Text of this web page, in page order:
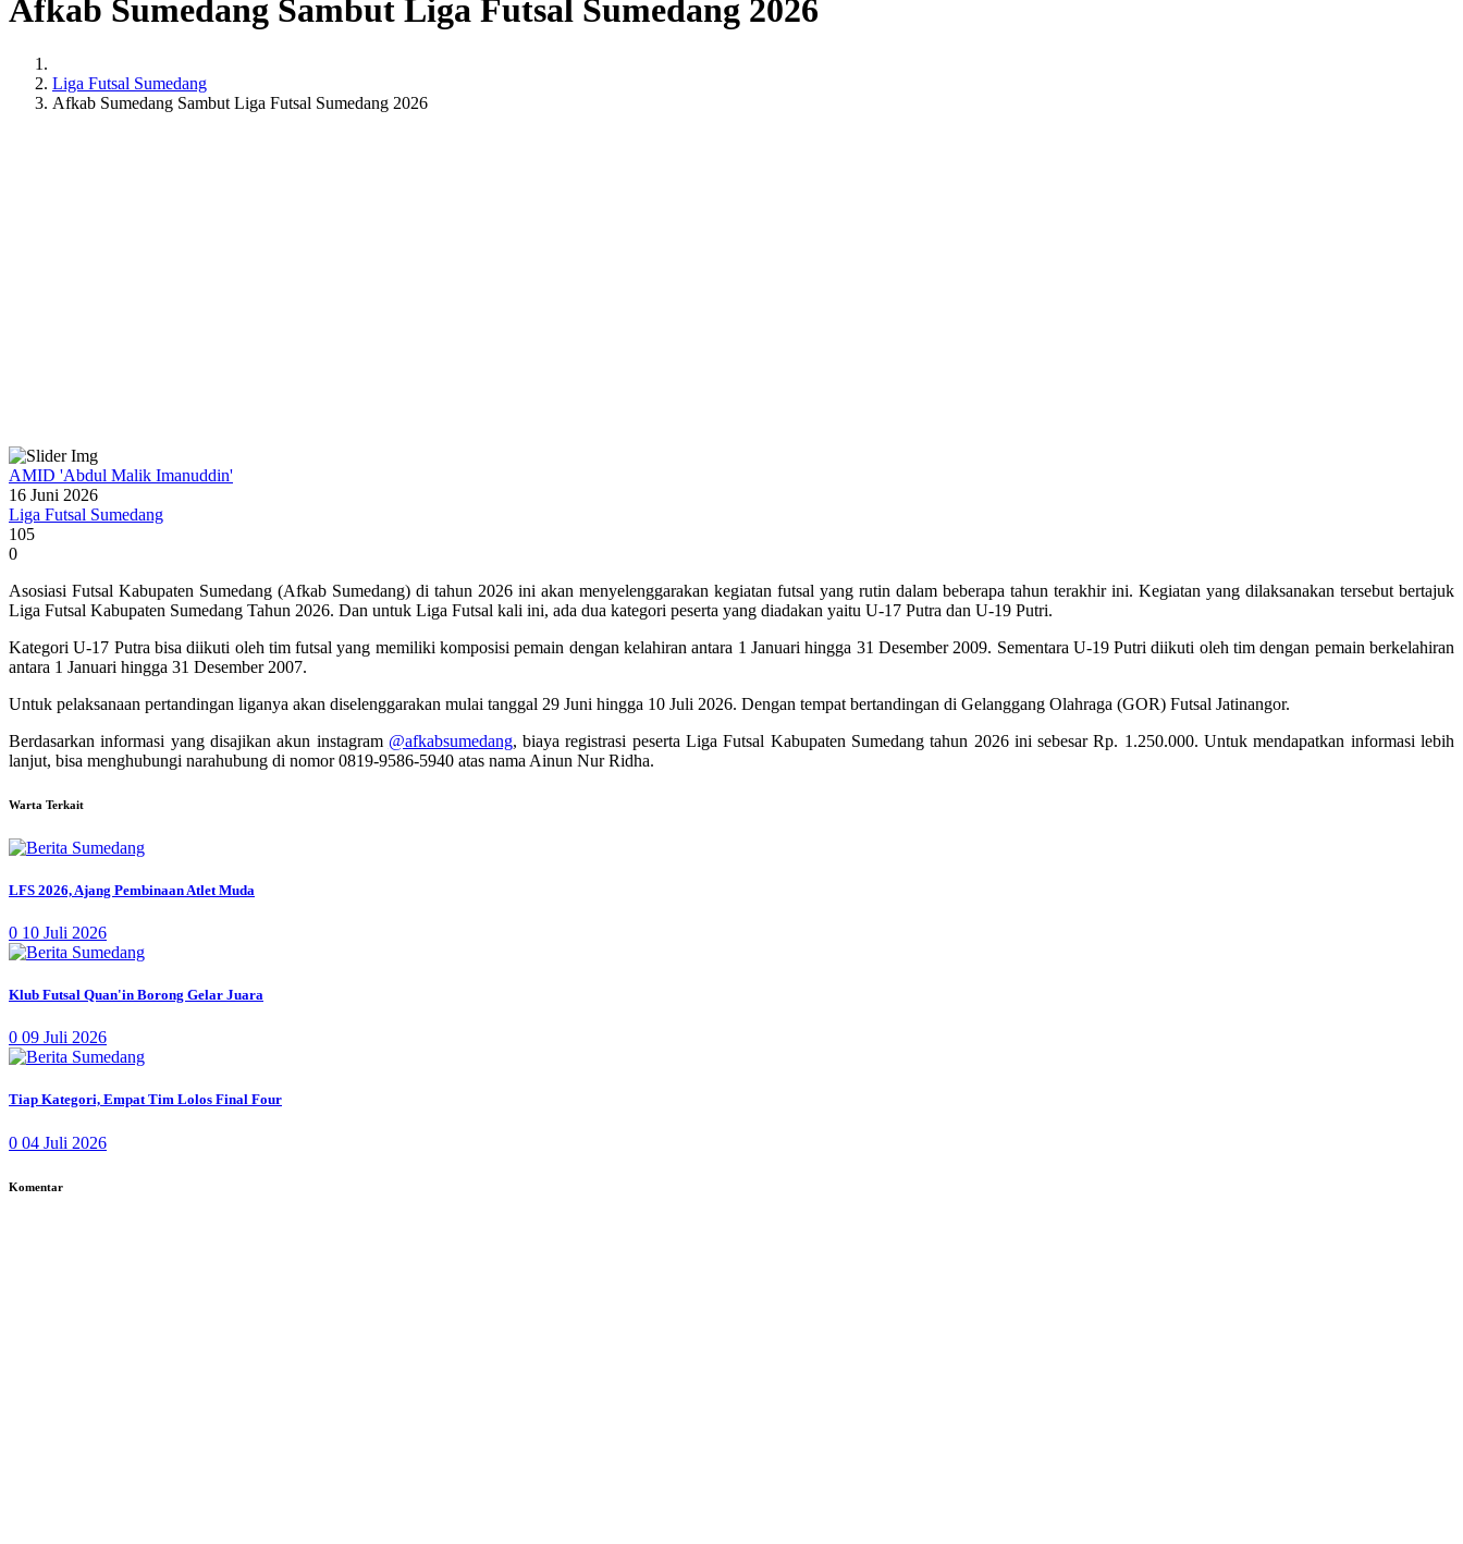
Afkab Sumedang Sambut Liga Futsal Sumedang 2026
Liga Futsal Sumedang
Afkab Sumedang Sambut Liga Futsal Sumedang 2026
AMID 'Abdul Malik Imanuddin'
16 Juni 2026
Liga Futsal Sumedang
105
0
Asosiasi Futsal Kabupaten Sumedang (Afkab Sumedang) di tahun 2026 ini akan menyelenggarakan kegiatan futsal yang rutin dalam beberapa tahun terakhir ini. Kegiatan yang dilaksanakan tersebut bertajuk
Liga Futsal Kabupaten Sumedang Tahun 2026. Dan untuk Liga Futsal kali ini, ada dua kategori peserta yang diadakan yaitu U-17 Putra dan U-19 Putri.
Kategori U-17 Putra bisa diikuti oleh tim futsal yang memiliki komposisi pemain dengan kelahiran antara 1 Januari hingga 31 Desember 2009. Sementara U-19 Putri diikuti oleh tim dengan pemain berkelahiran
antara 1 Januari hingga 31 Desember 2007.
Untuk pelaksanaan pertandingan liganya akan diselenggarakan mulai tanggal 29 Juni hingga 10 Juli 2026. Dengan tempat bertandingan di Gelanggang Olahraga (GOR) Futsal Jatinangor.
Berdasarkan informasi yang disajikan akun instagram @afkabsumedang, biaya registrasi peserta Liga Futsal Kabupaten Sumedang tahun 2026 ini sebesar Rp. 1.250.000. Untuk mendapatkan informasi lebih
lanjut, bisa menghubungi narahubung di nomor 0819-9586-5940 atas nama Ainun Nur Ridha.
Warta Terkait
LFS 2026, Ajang Pembinaan Atlet Muda
0 10 Juli 2026
Klub Futsal Quan'in Borong Gelar Juara
0 09 Juli 2026
Tiap Kategori, Empat Tim Lolos Final Four
0 04 Juli 2026
Komentar